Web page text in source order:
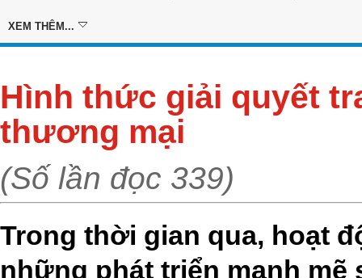
XEM THÊM...
Hình thức giải quyết
thương mại
(Số lần đọc 339)
Trong thời gian qua, hoạt
những phát triển mạnh mẽ